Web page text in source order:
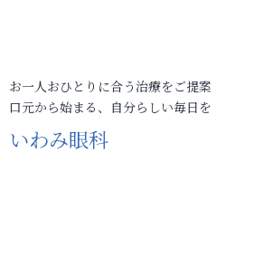
お一人おひとりに合う治療をご提案
口元から始まる、自分らしい毎日を
いわみ眼科